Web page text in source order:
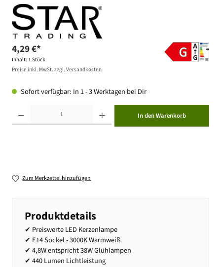
4,29 €*
Inhalt: 1 Stück
Preise inkl. MwSt. zzgl. Versandkosten
Sofort verfügbar: In 1 - 3 Werktagen bei Dir
In den Warenkorb
Zum Merkzettel hinzufügen
Produktdetails
✔ Preiswerte LED Kerzenlampe
✔ E14 Sockel - 3000K Warmweiß
✔ 4,8W entspricht 38W Glühlampen
✔ 440 Lumen Lichtleistung